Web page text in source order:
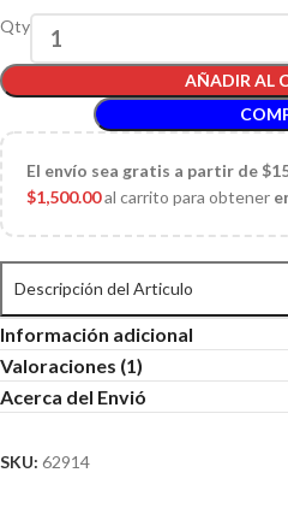
Qty
AÑADIR AL
El envío sea gratis a partir de
$1,500.00al carrito para obtener
Descripción del Articulo
Información adicional
Valoraciones (1)
Acerca del Envió
SKU: 62914